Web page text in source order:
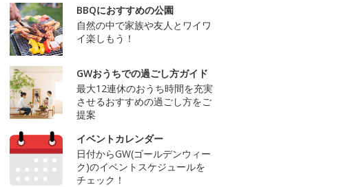
BBQにおすすめの公園
自然の中で家族や友人とワイワ
イ楽しもう！
GWおうちでの過ごし方ガイド
最大12連休のおうち時間を充実
させるおすすめの過ごし方をご
提案
イベントカレンダー
日付からGW(ゴールデンウィー
ク)のイベントスケジュールを
チェック！